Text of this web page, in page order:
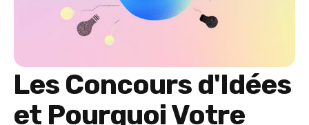
Les Concours d'Idées
et Pourquoi Votre